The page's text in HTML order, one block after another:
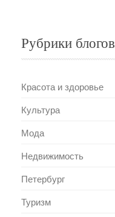
Рубрики блогов
Красота и здоровье
Культура
Мода
Недвижимость
Петербург
Туризм